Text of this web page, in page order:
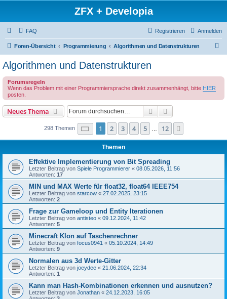
ZFX + Developia
FAQ Anmelden
Registrieren
Foren-Übersicht Programmierung Algorithmen und Datenstrukturen
Algorithmen und Datenstrukturen
Forumsregeln
Wenn das Problem mit einer Programmiersprache direkt zusammenhängt, bitte HIER
posten.
Neues Thema Suche
298 Themen Seite 1von 12
1 2 3 4 5 12
Themen
Effektive Implementierung von Bit Spreading
Letzter Beitrag von Spiele Programmierer « 08.05.2026, 11:56
Antworten: 17
MIN und MAX Werte für float32, float64 IEEE754
Letzter Beitrag von starcow « 27.02.2025, 23:15
Antworten: 2
Frage zur Gameloop und Entity Iterationen
Letzter Beitrag von antisteo « 09.12.2024, 11:42
Antworten: 5
Minecraft Klon auf Taschenrechner
Letzter Beitrag von focus0941 « 05.10.2024, 14:49
Antworten: 9
Normalen aus 3d Werte-Gitter
Letzter Beitrag von joeydee « 21.06.2024, 22:34
Antworten: 1
Kann man Hash-Kombinationen erkennen und ausnutzen?
Letzter Beitrag von Jonathan « 24.12.2023, 16:05